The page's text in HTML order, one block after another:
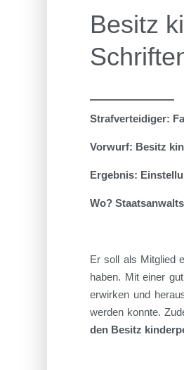
Besitz
Strafverteidiger:
Vorwurf: Besitz
Ergebnis:
Wo?
Er soll als Mitglied
haben. Mit einer
erwirken und
werden konnte.
den Besitz